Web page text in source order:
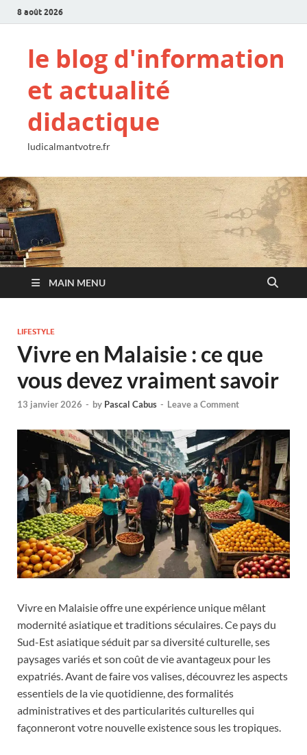
8 août 2026
le blog d'information
et actualité
didactique
ludicalmantvotre.fr
MAIN MENU
LIFESTYLE
Vivre en Malaisie : ce que
vous devez vraiment savoir
13 janvier 2026 - by Pascal Cabus - Leave a Comment
Vivre en Malaisie offre une expérience unique mêlant
modernité asiatique et traditions séculaires. Ce pays du
Sud-Est asiatique séduit par sa diversité culturelle, ses
paysages variés et son coût de vie avantageux pour les
expatriés. Avant de faire vos valises, découvrez les aspects
essentiels de la vie quotidienne, des formalités
administratives et des particularités culturelles qui
façonneront votre nouvelle existence sous les tropiques.